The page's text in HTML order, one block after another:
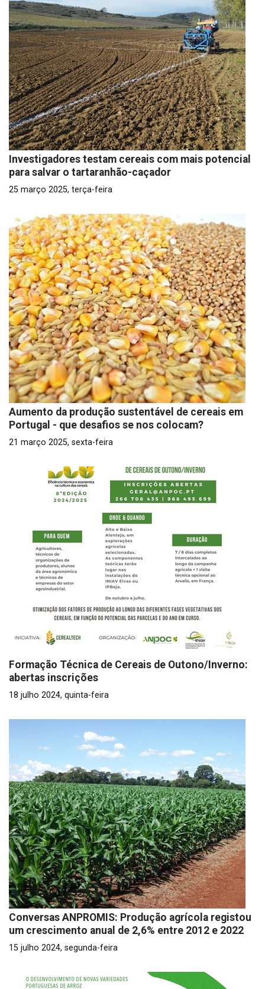
Investigadores testam cereais com mais potencial
para salvar o tartaranhão-caçador
25 março 2025, terça-feira
Aumento da produção sustentável de cereais em
Portugal - que desafios se nos colocam?
21 março 2025, sexta-feira
Formação Técnica de Cereais de Outono/Inverno:
abertas inscrições
18 julho 2024, quinta-feira
Conversas ANPROMIS: Produção agrícola registou
um crescimento anual de 2,6% entre 2012 e 2022
15 julho 2024, segunda-feira